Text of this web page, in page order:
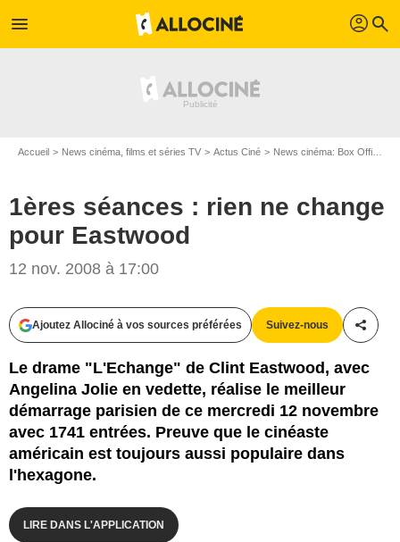
menu profil search
Accueil News cinéma, films et séries TV Actus Ciné News cinéma: Box Office
1ères séances : rien ne change
pour Eastwood
12 nov. 2008 à 17:00
Ajoutez Allociné à vos sources préférées Suivez-nous
Le drame "L'Echange" de Clint Eastwood, avec
Angelina Jolie en vedette, réalise le meilleur
démarrage parisien de ce mercredi 12 novembre
avec 1741 entrées. Preuve que le cinéaste
américain est toujours aussi populaire dans
l'hexagone.
LIRE DANS L'APPLICATION